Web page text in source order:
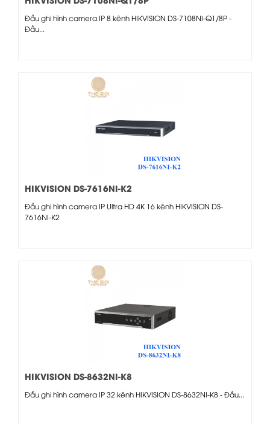
Đầu ghi hình camera IP 8 kênh HIKVISION DS-7108NI-Q1/8P -
Đầu...
HIKVISION DS-7616NI-K2
Đầu ghi hình camera IP Ultra HD 4K 16 kênh HIKVISION DS-
7616NI-K2
HIKVISION DS-8632NI-K8
Đầu ghi hình camera IP 32 kênh HIKVISION DS-8632NI-K8 - Đầu...